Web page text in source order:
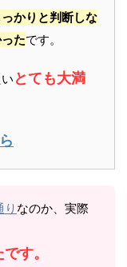
っかりと判断しな
たです。
とても大満
り なのか、実際
す。